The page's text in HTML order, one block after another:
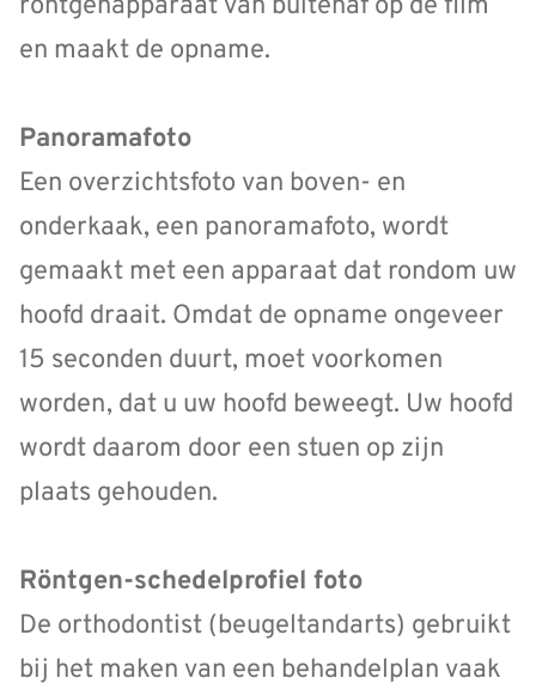
en maakt de opname.
Panoramafoto
Een overzichtsfoto van boven- en
onderkaak, een panoramafoto, wordt
gemaakt met een apparaat dat rondom uw
hoofd draait. Omdat de opname ongeveer
15 seconden duurt, moet voorkomen
worden, dat u uw hoofd beweegt. Uw hoofd
wordt daarom door een stuen op zijn
plaats gehouden.
Röntgen-schedelprofiel foto
De orthodontist (beugeltandarts) gebruikt
bij het maken van een behandelplan vaak